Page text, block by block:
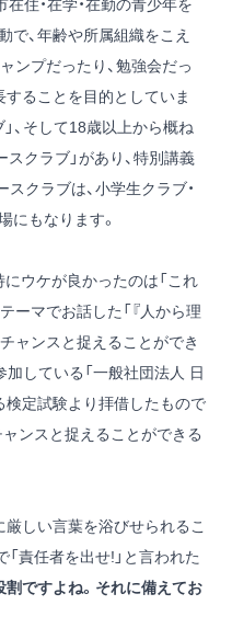
在住・在学・在勤の青少年を
、年齢や所属組織をこえ
ンプだったり、勉強会だっ
することを目的としていま
」、そして18歳以上から概ね
クラブ」があり、特別講義
クラブは、小学生クラブ・
にもなります。
ウケが良かったのは「これ
ーマでお話した「『人から理
ャンスと捉えることができ
加している 「一般社団法人 日
検定試験より拝借したもので
ンスと捉えることができる
厳しい言葉を浴びせられるこ
責任者を出せ!」と言われた
ですよね。それに備えてお